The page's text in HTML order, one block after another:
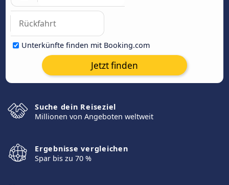
Unterkünfte finden mit Booking.com
Jetzt finden
Suche dein Reiseziel
Millionen von Angeboten weltweit
Ergebnisse vergleichen
Spar bis zu 70 %